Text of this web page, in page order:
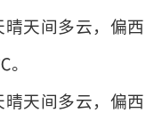
天间多云，偏西
天间多云，偏西